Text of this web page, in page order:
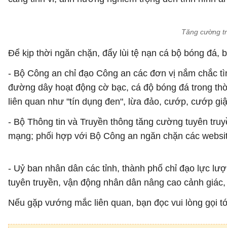
Tăng cường
Để kịp thời ngăn chặn, đẩy lùi tệ nạn cá bộ bóng đá,
- Bộ Công an chỉ đạo Công an các đơn vị nắm chắc
đường dây hoạt động cờ bạc, cá độ bóng đá trong
liên quan như "tín dụng đen", lừa đảo, cướp, cướp
- Bộ Thông tin và Truyền thông tăng cường tuyên
mạng; phối hợp với Bộ Công an ngăn chặn các
- Uỷ ban nhân dân các tỉnh, thành phố chỉ đạo lực
tuyên truyền, vận động nhân dân nâng cao cảnh
Nếu gặp vướng mắc liên quan, bạn đọc vui lòng gọi